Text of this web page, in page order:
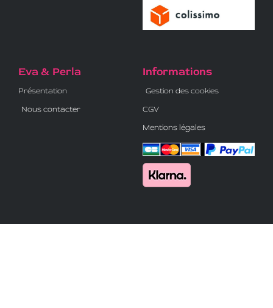
Eva & Perla
Présentation
Nous contacter
Informations
Gestion des cookies
CGV
Mentions légales